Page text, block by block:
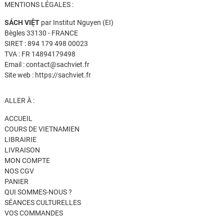
MENTIONS LÉGALES :
SÁCH VIỆTpar Institut Nguyen (EI)
Bègles 33130 - FRANCE
SIRET : 894 179 498 00023
TVA : FR 14894179498
Email : contact@sachviet.fr
Site web : https://sachviet.fr
ALLER À :
ACCUEIL
COURS DE VIETNAMIEN
LIBRAIRIE
LIVRAISON
MON COMPTE
NOS CGV
PANIER
QUI SOMMES-NOUS ?
SÉANCES CULTURELLES
VOS COMMANDES